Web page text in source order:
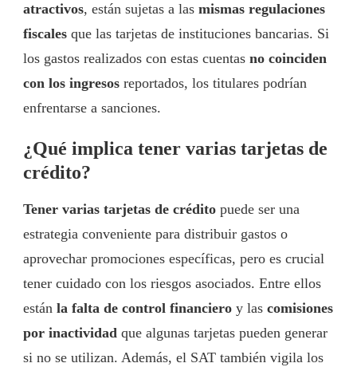
atractivos, están sujetas a las mismas regulaciones
fiscales que las tarjetas de instituciones bancarias. Si
los gastos realizados con estas cuentas no coinciden
con los ingresos reportados, los titulares podrían
enfrentarse a sanciones.
¿Qué implica tener varias tarjetas de
crédito?
Tener varias tarjetas de crédito puede ser una
estrategia conveniente para distribuir gastos o
aprovechar promociones específicas, pero es crucial
tener cuidado con los riesgos asociados. Entre ellos
están la falta de control financiero y las comisiones
por inactividad que algunas tarjetas pueden generar
si no se utilizan. Además, el SAT también vigila los